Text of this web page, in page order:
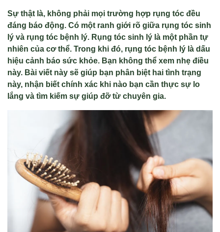
Sự thật là, không phải mọi trường hợp rụng tóc đều
đáng báo động. Có một ranh giới rõ giữa rụng tóc sinh
lý và rụng tóc bệnh lý. Rụng tóc sinh lý là một phần tự
nhiên của cơ thể. Trong khi đó, rụng tóc bệnh lý là dấu
hiệu cảnh báo sức khỏe. Bạn không thể xem nhẹ điều
này. Bài viết này sẽ giúp bạn phân biệt hai tình trạng
này, nhận biết chính xác khi nào bạn cần thực sự lo
lắng và tìm kiếm sự giúp đỡ từ chuyên gia.